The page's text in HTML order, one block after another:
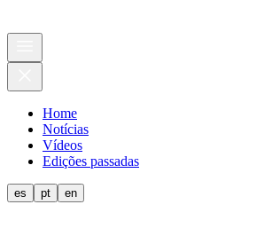
Home
Notícias
Vídeos
Edições passadas
es pt en